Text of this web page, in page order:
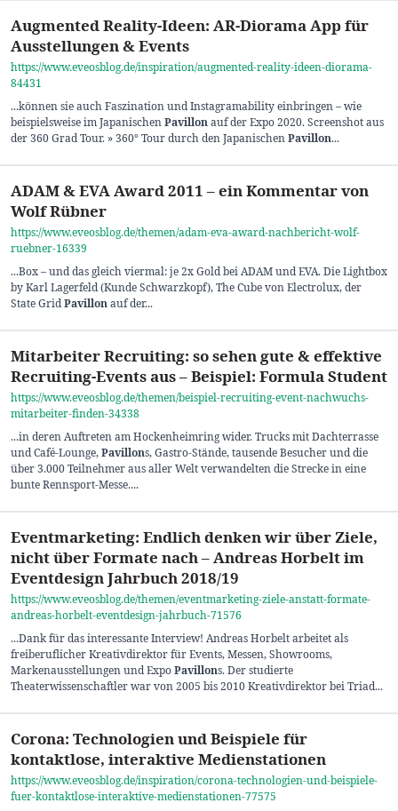
Augmented Reality-Ideen: AR-Diorama App für
Ausstellungen & Events
https://www.eveosblog.de/inspiration/augmented-reality-ideen-diorama-
84431
...können sie auch Faszination und Instagramability einbringen – wie
beispielsweise im JapanischenPavillonauf der Expo 2020. Screenshot aus
der 360 Grad Tour. » 360° Tour durch den JapanischenPavillon...
ADAM & EVA Award 2011 – ein Kommentar von
Wolf Rübner
https://www.eveosblog.de/themen/adam-eva-award-nachbericht-wolf-
ruebner-16339
...Box – und das gleich viermal: je 2x Gold bei ADAM und EVA. Die Lightbox
by Karl Lagerfeld (Kunde Schwarzkopf), The Cube von Electrolux, der
State GridPavillonauf der...
Mitarbeiter Recruiting: so sehen gute & effektive
Recruiting-Events aus – Beispiel: Formula Student
https://www.eveosblog.de/themen/beispiel-recruiting-event-nachwuchs-
mitarbeiter-finden-34338
...in deren Auftreten am Hockenheimring wider. Trucks mit Dachterrasse
und Café-Lounge,Pavillons, Gastro-Stände, tausende Besucher und die
über 3.000 Teilnehmer aus aller Welt verwandelten die Strecke in eine
bunte Rennsport-Messe....
Eventmarketing: Endlich denken wir über Ziele,
nicht über Formate nach – Andreas Horbelt im
Eventdesign Jahrbuch 2018/19
https://www.eveosblog.de/themen/eventmarketing-ziele-anstatt-formate-
andreas-horbelt-eventdesign-jahrbuch-71576
...Dank für das interessante Interview! Andreas Horbelt arbeitet als
freiberuflicher Kreativdirektor für Events, Messen, Showrooms,
Markenausstellungen und ExpoPavillons. Der studierte
Theaterwissenschaftler war von 2005 bis 2010 Kreativdirektor bei Triad...
Corona: Technologien und Beispiele für
kontaktlose, interaktive Medienstationen
https://www.eveosblog.de/inspiration/corona-technologien-und-beispiele-
fuer-kontaktlose-interaktive-medienstationen-77575